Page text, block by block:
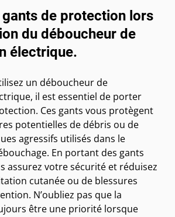
de protection lors
du déboucheur de
électrique.
un déboucheur de
il est essentiel de porter
Ces gants vous protègent
potentielles de débris ou de
agressifs utilisés dans le
En portant des gants
assurez votre sécurité et réduisez
cutanée ou de blessures
N’oubliez pas que la
être une priorité lorsque